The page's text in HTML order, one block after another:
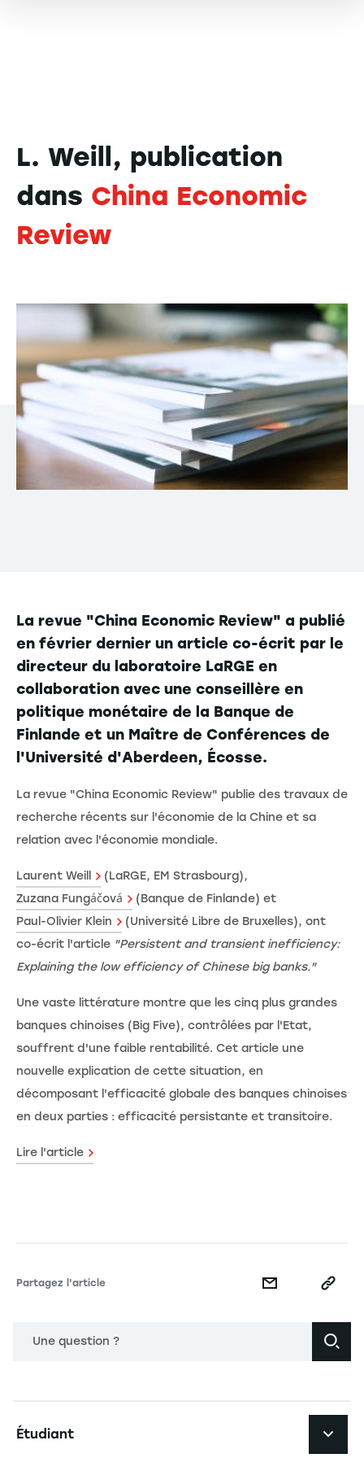
L. Weill, publication
dans China Economic
Review
La revue "China Economic Review" a publié
en février dernier un article co-écrit par le
directeur du laboratoire LaRGE en
collaboration avec une conseillère en
politique monétaire de la Banque de
Finlande et un Maître de Conférences de
l'Université d'Aberdeen, Écosse.
La revue "China Economic Review" publie des travaux de
recherche récents sur l'économie de la Chine et sa
relation avec l'économie mondiale.
Laurent Weill
(LaRGE, EM Strasbourg),
Zuzana Fungáčová
(Banque de Finlande) et
Paul-Olivier Klein
(Université Libre de Bruxelles), ont
co-écrit l'article "Persistent and transient inefficiency:
Explaining the low efficiency of Chinese big banks."
Une vaste littérature montre que les cinq plus grandes
banques chinoises (Big Five), contrôlées par l'Etat,
souffrent d'une faible rentabilité. Cet article une
nouvelle explication de cette situation, en
décomposant l'efficacité globale des banques chinoises
en deux parties : efficacité persistante et transitoire.
Lire l'article
Partagez l'article
Une question ?
Étudiant